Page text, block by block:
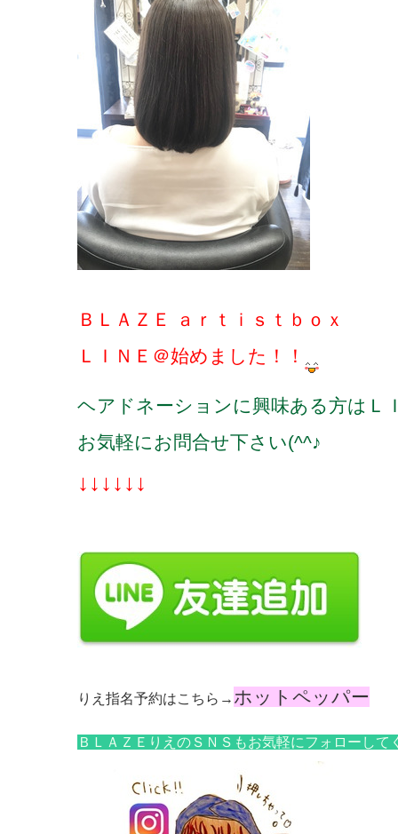
ＢＬＡＺＥ ａｒｔｉｓｔｂｏｘ
ＬＩＮＥ＠始めました！！
ヘアドネーションに興味ある方はＬ
お気軽にお問合せ下さい(^^♪
↓↓↓↓↓↓
りえ指名予約はこちら→ ホットペッパー
ＢＬＡＺＥりえのＳＮＳもお気軽にフォローし